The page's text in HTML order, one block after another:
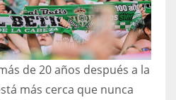
de 20 años después a la
más cerca que nunca